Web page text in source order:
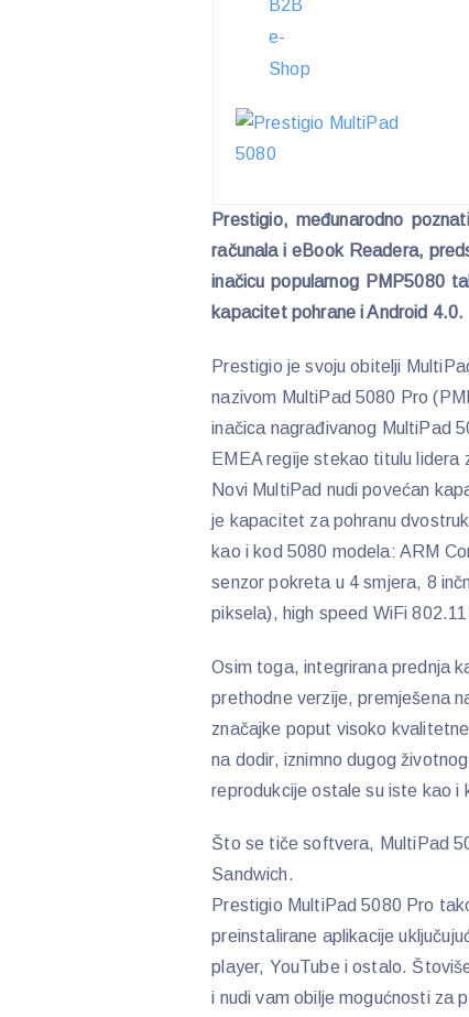
Prestigio, međunarodno
računala i eBook Readera,
inačicu popularnog PMP5080
kapacitet pohrane i Android 4.0.
Prestigio je svoju obitelji
nazivom MultiPad 5080 Pro
inačica nagrađivanog MultiPad
EMEA regije stekao titulu lidera
Novi MultiPad nudi povećan
je kapacitet za pohranu
kao i kod 5080 modela: ARM
senzor pokreta u 4 smjera, 8
piksela), high speed WiFi
Osim toga, integrirana prednja
prethodne verzije, premješena
značajke poput visoko
na dodir, iznimno dugog
reprodukcije ostale su iste kao i
Što se tiče softvera, MultiPad
Sandwich.
Prestigio MultiPad 5080 Pro
preinstalirane aplikacije
player, YouTube i ostalo.
i nudi vam obilje mogućnosti za